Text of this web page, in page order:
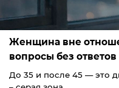
Женщина вне
вопросы без ответов
До 35 и после 45 — это